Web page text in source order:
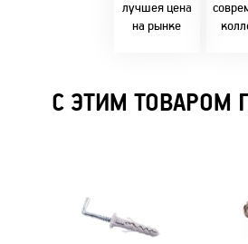
лучшея цена
на рынке
С ЭТИМ ТОВАРОМ